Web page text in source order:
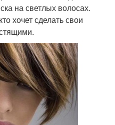
на светлых волосах.
хочет сделать свои